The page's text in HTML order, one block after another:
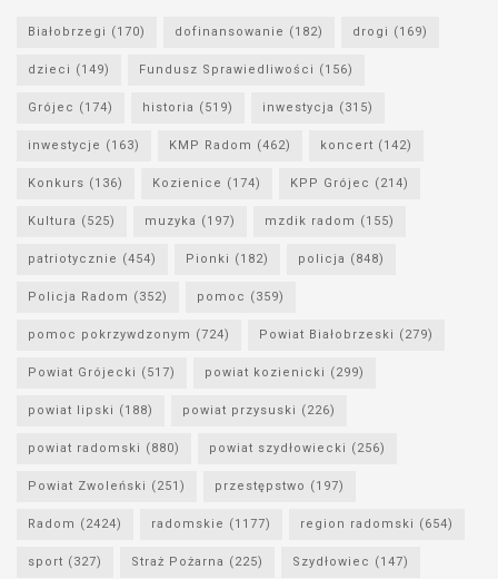
Białobrzegi (170) dofinansowanie (182) drogi (169)
dzieci (149) Fundusz Sprawiedliwości (156)
Grójec (174) historia (519) inwestycja (315)
inwestycje (163) KMP Radom (462) koncert (142)
Konkurs (136) Kozienice (174) KPP Grójec (214)
Kultura (525) muzyka (197) mzdik radom (155)
patriotycznie (454) Pionki (182) policja (848)
Policja Radom (352) pomoc (359)
pomoc pokrzywdzonym (724) Powiat Białobrzeski (279)
Powiat Grójecki (517) powiat kozienicki (299)
powiat lipski (188) powiat przysuski (226)
powiat radomski (880) powiat szydłowiecki (256)
Powiat Zwoleński (251) przestępstwo (197)
Radom (2424) radomskie (1177) region radomski (654)
sport (327) Straż Pożarna (225) Szydłowiec (147)